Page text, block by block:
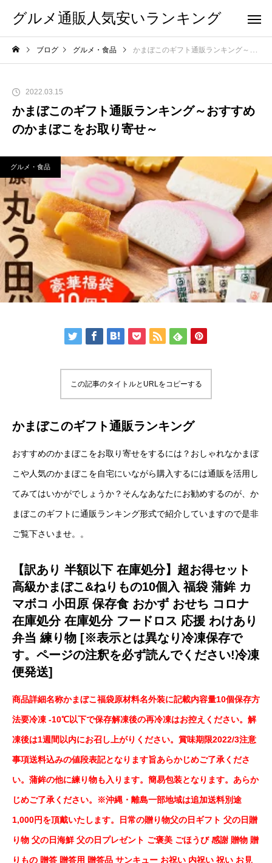
グルメ通販人気安いランキング
ブログ グルメ・食品 かまぼこのギフト通販ランキング～おすすめのかまぼこをお取り寄せ～
2022.03.15
かまぼこのギフト通販ランキング～おすすめ
のかまぼこをお取り寄せ～
グルメ・食品
この記事のタイトルとURLをコピーする
かまぼこのギフト通販ランキング
おすすめのかまぼこをお取り寄せをするには？おしゃれなかまぼ
こや人気のかまぼこを自宅にいながら購入するには通販を活用し
てみてはいかがでしょうか？そんなあなたにお勧めするのが、か
まぼこのギフトに通販ランキング形式で紹介していますので是非
ご覧下さいませ。。
【訳あり 半額以下 在庫処分】超お得セット
高級かまぼこ&ねりもの10個入 福袋 蒲鉾 カ
マボコ 小田原 保存食 おかず おせち コロナ
在庫処分 在庫処分 フードロス 応援 わけあり
弁当 練り物 [※表示とは異なり冷凍保存で
す。ページの注釈を必ず読んでください!冷凍
便発送]
商品詳細名称かまぼこ福袋原材料名外装に記載内容量10個保存方
法要冷凍 -10℃以下で保存解凍後の再冷凍はお控えください。解
凍後は1週間以内にお召し上がりください。賞味期限2022/3注意
事項送料込みの値段表記となります旨あらかじめご了承くださ
い。蒲鉾の他に練り物も入ります。簡易包装となります。あらか
じめご了承ください。※沖縄・離島一部地域は追加送料別途
1,000円を頂戴いたします。日常の贈り物父の日ギフト 父の日贈
り物 父の日海鮮 父の日プレゼント ご褒美 ごほうび 感謝 贈物 贈
りもの 贈答 贈答用 贈答品 サンキュー お祝い 内祝い 祝い お見